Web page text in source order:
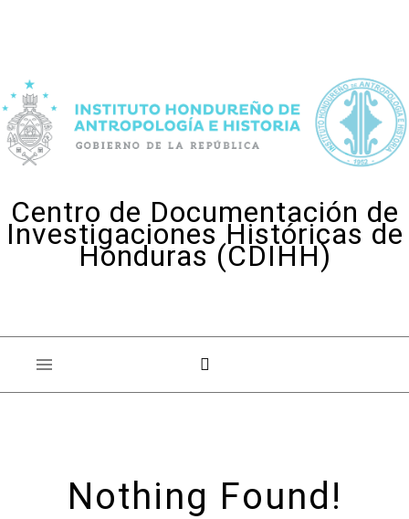
Centro de Documentación de
Investigaciones Históricas de
Honduras (CDIHH)
Nothing Found!